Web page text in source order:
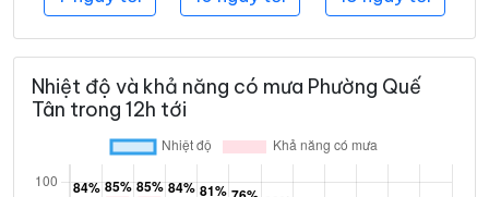
Nhiệt độ và khả năng có mưa Phường Quế
Tân trong 12h tới